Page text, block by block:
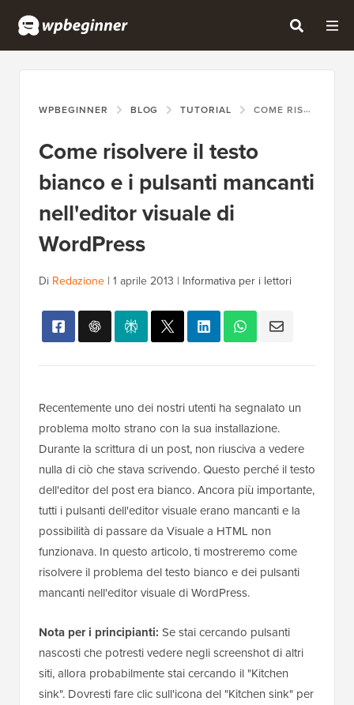
WPBEGINNER BLOG TUTORIAL COME RISOLVERE IL TESTO BIANCO E I PULSANTI MANCANTI NELL'EDITOR VISUALE DI WORDPRESS
Come risolvere il testo
bianco e i pulsanti mancanti
nell'editor visuale di
WordPress
Di Redazione | 1 aprile 2013 | Informativa per i lettori
Recentemente uno dei nostri utenti ha segnalato un
problema molto strano con la sua installazione.
Durante la scrittura di un post, non riusciva a vedere
nulla di ciò che stava scrivendo. Questo perché il testo
dell'editor del post era bianco. Ancora più importante,
tutti i pulsanti dell'editor visuale erano mancanti e la
possibilità di passare da Visuale a HTML non
funzionava. In questo articolo, ti mostreremo come
risolvere il problema del testo bianco e dei pulsanti
mancanti nell'editor visuale di WordPress.
Nota per i principianti: Se stai cercando pulsanti
nascosti che potresti vedere negli screenshot di altri
siti, allora probabilmente stai cercando il "Kitchen
sink". Dovresti fare clic sull'icona del "Kitchen sink" per